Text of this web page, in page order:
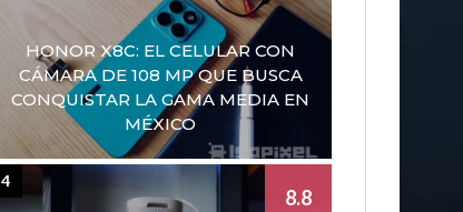
HONOR X8C: EL CELULAR CON
CÁMARA DE 108 MP QUE BUSCA
CONQUISTAR LA GAMA MEDIA EN
MÉXICO
8.8
4